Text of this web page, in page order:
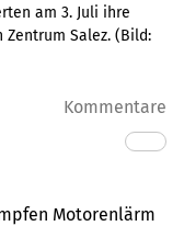
am 3. Juli ihre
Salez. (Bild:
Kommentare
Motorenlärm